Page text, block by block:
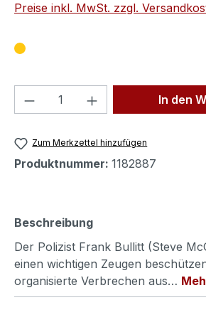
Preise inkl. MwSt. zzgl.
Produkt Anzahl: GibIn den
Zum Merkzettel hinzufügen
Produktnummer: 1182887
Beschreibung
Der Polizist Frank Bullitt (Steve
einen wichtigen Zeugen
organisierte Verbrechen aus…